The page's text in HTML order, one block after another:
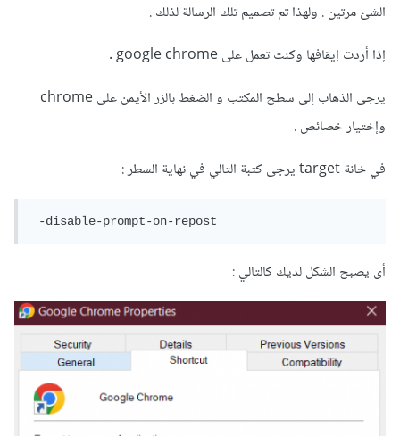
الشئ مرتين . ولهذا تم تصميم تلك الرسالة لذلك .
إذا أردت إيقافها وكنت تعمل على google chrome .
يرجى الذهاب إلى سطح المكتب و الضغط بالزر الأيمن على chrome
وإختيار خصائص .
في خانة target يرجى كتبة التالي في نهاية السطر
:
-disable-prompt-on-repost
أى يصبح الشكل لديك كالتالي